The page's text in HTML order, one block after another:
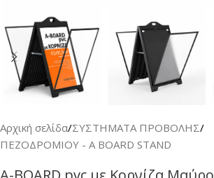
Αρχική σελίδα/ΣΥΣΤΗΜΑΤΑ ΠΡΟΒΟΛΗΣ/
ΠΕΖΟΔΡΟΜΙΟΥ - Α BOARD STAND